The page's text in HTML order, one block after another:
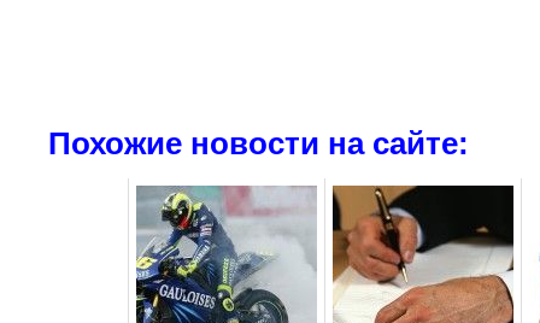
Похожие новости на сайте: